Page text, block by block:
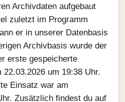
Archivdaten aufgebaut
zuletzt im Programm
er in unserer Datenbasis
Archivbasis wurde der
erste gespeicherte
um 19:38 Uhr.
Einsatz war am
Zusätzlich findest du auf